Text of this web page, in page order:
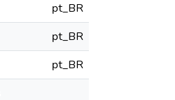
pt_BR
pt_BR
pt_BR